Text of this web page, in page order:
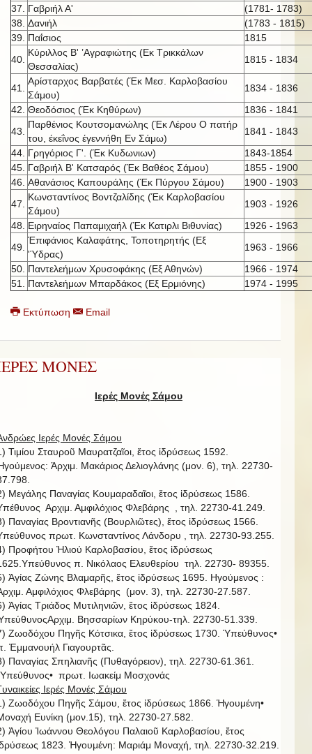
37.
Γαβριήλ Α'
(1781- 1783)
38. Δανιήλ
(1783 - 1815)
39. Παΐσιος
1815
40.
Κύριλλος Β' ’Αγραφιώτης (Εκ Τρικκάλων
Θεσσαλίας)
1815 - 1834
41.
Αρίσταρχος Βαρβατές (Έκ Μεσ. Καρλοβασίου
Σάμου)
1834 - 1836
42. Θεοδόσιος (Έκ Κηθύρων)
1836 - 1841
43.
Παρθένιος Κουτσομανώλης (Έκ Λέρου Ο πατήρ
του, έκεΐνος έγεννήθη Εν Σάμω)
1841 - 1843
44. Γρηγόριος Γ'. (Έκ Κυδωνιων)
1843-1854
45. Γαβριήλ Β' Κατσαρός (Έκ Βαθέος Σάμου)
1855 - 1900
46. Αθανάσιος Καπουράλης (Έκ Πύργου Σάμου)
1900 - 1903
47.
Κωνσταντίνος Βοντζαλίδης (Έκ Καρλοβασίου
Σάμου)
1903 - 1926
48.
Ειρηναίος Παπαμιχαήλ (Έκ Κατιρλι Βιθυνίας)
1926 - 1963
49.
Έπιφάνιος Καλαφάτης, Τοποτηρητής (Εξ
'Ύδρας)
1963 - 1966
50. Παντελεήμων Χρυσοφάκης (Εξ Αθηνών)
1966 - 1974
51.
Παντελεήμων Μπαρδάκος (Εξ Ερμιόνης) 1974 - 1995
Εκτύπωση Email
ΜΟΝΕΣ
Ιερές Μονές Σάμου
Ιερές Μονές Σάμου
Τιμίου Σταυροῦ Μαυρατζαῖοι, ἔτος ἱδρύσεως 1592.
Ἀρχιμ. Μακάριος Δελιογλάνης (μον. 6), τηλ. 22730-
Μεγάλης Παναγίας Κουμαραδαῖοι, ἔτος ἱδρύσεως 1586.
Αρχιμ. Αμφιλόχιος Φλεβάρης , τηλ. 22730-41.249.
Παναγίας Βροντιανῆς (Βουρλιῶτες), ἔτος ἱδρύσεως 1566.
πρωτ. Κωνσταντίνος Λάνδορυ , τηλ. 22730-93.255.
Προφήτου Ἠλιού Καρλοβασίου, ἔτος ἱδρύσεως
π. Νικόλαος Ελευθερίου τηλ. 22730- 89355.
Ἁγίας Ζώνης Βλαμαρῆς, ἔτος ἱδρύσεως 1695. Ηγούμενος :
Αμφιλόχιος Φλεβάρης (μον. 3), τηλ. 22730-27.587.
Ἁγίας Τριάδος Μυτιληνιῶν, ἔτος ἱδρύσεως 1824.
Βησσαρίων Κηρύκου-τηλ. 22730-51.339.
Ζωοδόχου Πηγῆς Κότσικα, ἔτος ἱδρύσεως 1730. Ὑπεύθυνος•
Ἐμμανουήλ Γιαγουρτᾶς.
Παναγίας Σπηλιανῆς (Πυθαγόρειον), τηλ. 22730-61.361.
πρωτ. Ιωακείμ Μοσχονάς
Ιερές Μονές Σάμου
Ζωοδόχου Πηγῆς Σάμου, ἔτος ἱδρύσεως 1866. Ἡγουμένη•
Ευνίκη (μον.15), τηλ. 22730-27.582.
Ἁγίου Ἰωάννου Θεολόγου Παλαιοῦ Καρλοβασίου, ἔτος
1823. Ἡγουμένη: Μαριάμ Μοναχή, τηλ. 22730-32.219.